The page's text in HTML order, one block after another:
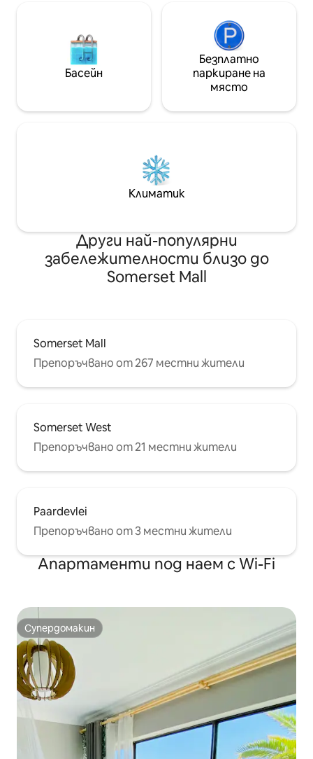
Басейн
Безплатно
паркиране на
място
Климатик
Други най-популярни
забележителности близо до
Somerset Mall
Somerset Mall
Препоръчвано от 267 местни жители
Somerset West
Препоръчвано от 21 местни жители
Paardevlei
Препоръчвано от 3 местни жители
Апартаменти под наем с Wi-Fi
Супердомакин
Супердомакин